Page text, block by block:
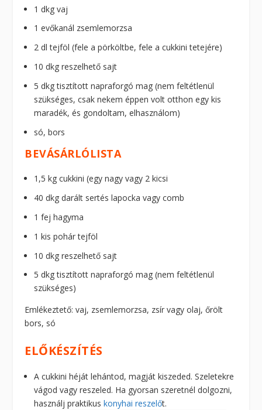
1 dkg vaj
1 evőkanál zsemlemorzsa
2 dl tejföl (fele a pörköltbe, fele a cukkini tetejére)
10 dkg reszelhető sajt
5 dkg tisztított napraforgó mag (nem feltétlenül
szükséges, csak nekem éppen volt otthon egy kis
maradék, és gondoltam, elhasználom)
só, bors
BEVÁSÁRLÓLISTA
1,5 kg cukkini (egy nagy vagy 2 kicsi
40 dkg darált sertés lapocka vagy comb
1 fej hagyma
1 kis pohár tejföl
10 dkg reszelhető sajt
5 dkg tisztított napraforgó mag (nem feltétlenül
szükséges)
Emlékeztető: vaj, zsemlemorzsa, zsír vagy olaj, őrölt
bors, só
ELŐKÉSZÍTÉS
A cukkini héját lehántod, magját kiszeded. Szeletekre
vágod vagy reszeled. Ha gyorsan szeretnél dolgozni,
használj praktikuskonyhai reszelőt.